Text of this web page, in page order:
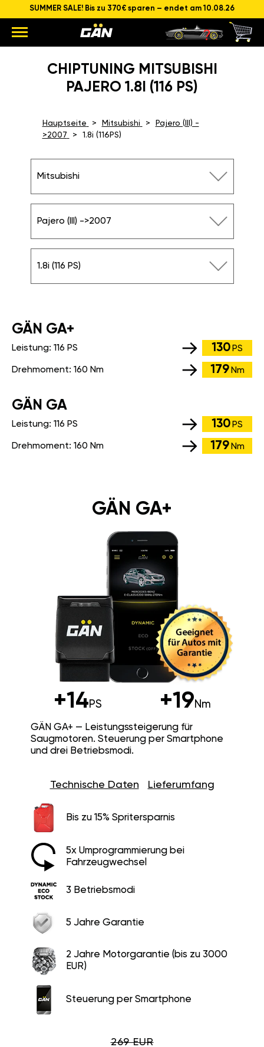
SUMMER SALE! Bis zu 370€ sparen – endet am 10.08.26
CHIPTUNING MITSUBISHI
PAJERO 1.8I (116 PS)
Hauptseite Mitsubishi
Pajero (III) -
>2007
1.8i (116PS)
Mitsubishi
Pajero (III) ->2007
1.8i (116 PS)
GÄN GA+
Leistung: 116 PS 130 PS
Drehmoment: 160 Nm 179 Nm
GÄN GA
Leistung: 116 PS 130 PS
Drehmoment: 160 Nm 179 Nm
GÄN GA+
+14PS +19Nm
GÄN GA+ — Leistungssteigerung für
Saugmotoren. Steuerung per Smartphone
und drei Betriebsmodi.
Technische Daten Lieferumfang
Bis zu 15% Spritersparnis
5x Umprogrammierung bei
Fahrzeugwechsel
3 Betriebsmodi
5 Jahre Garantie
2 Jahre Motorgarantie (bis zu 3000
EUR)
Steuerung per Smartphone
269 EUR